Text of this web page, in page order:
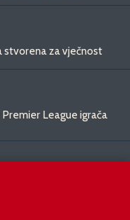
stvorena za vječnost
Premier League igrača
seli s vama